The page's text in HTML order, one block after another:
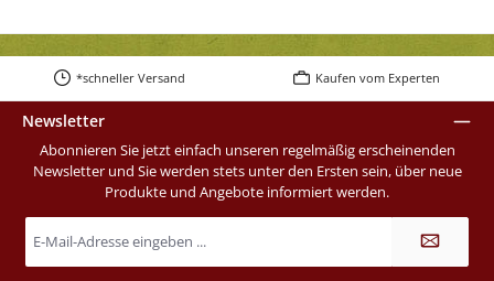
*schneller Versand Kaufen vom Experten
Newsletter
Abonnieren Sie jetzt einfach unseren regelmäßig erscheinenden
Newsletter und Sie werden stets unter den Ersten sein, über neue
Produkte und Angebote informiert werden.
Mail-
Adresse